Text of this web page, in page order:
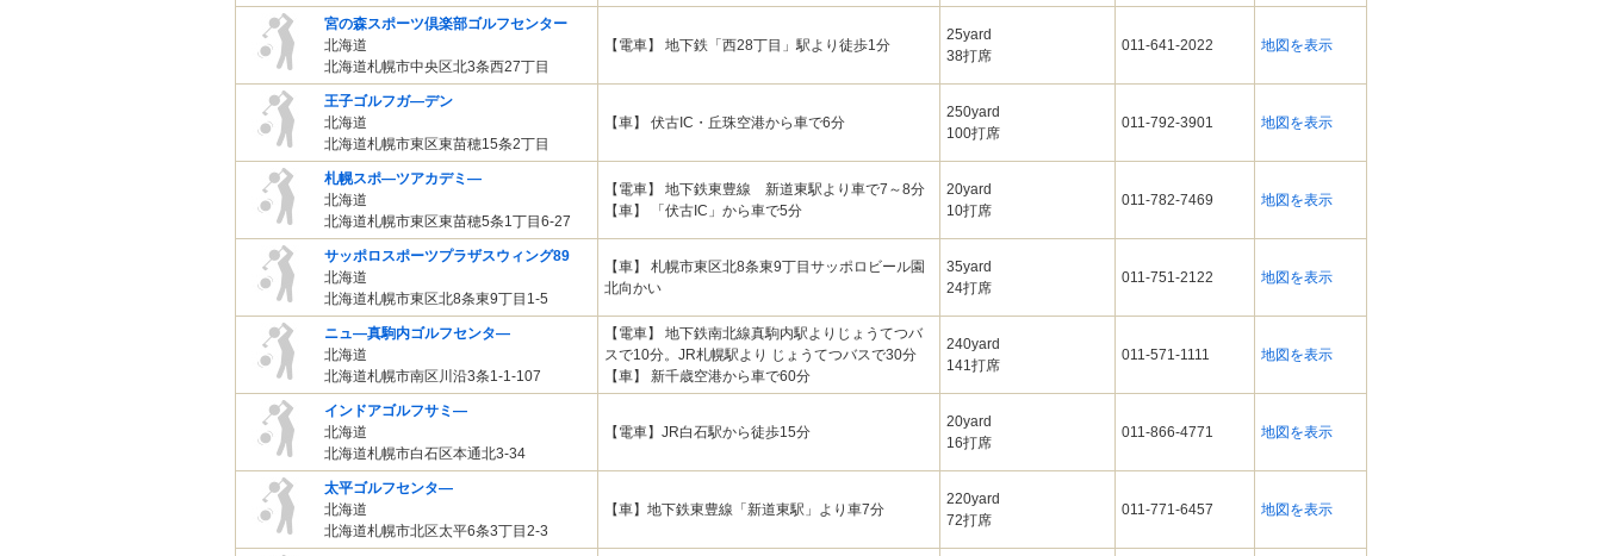
宮の森スポーツ倶楽部ゴルフセンター
北海道
北海道札幌市中央区北3条西27丁目
【電車】 地下鉄「西28丁目」駅より徒歩1分
25yard
38打席
011-641-2022 地図を表示
王子ゴルフガ―デン
北海道
北海道札幌市東区東苗穂15条2丁目
【車】 伏古IC・丘珠空港から車で6分
250yard
100打席
011-792-3901 地図を表示
札幌スポ―ツアカデミ―
北海道
北海道札幌市東区東苗穂5条1丁目6-27
【電車】 地下鉄東豊線 新道東駅より車で7～8分
【車】 「伏古IC」から車で5分
20yard
10打席
011-782-7469 地図を表示
サッポロスポーツプラザスウィング89
北海道
北海道札幌市東区北8条東9丁目1-5
【車】 札幌市東区北8条東9丁目サッポロビール園
北向かい
35yard
24打席
011-751-2122 地図を表示
ニュ―真駒内ゴルフセンタ―
北海道
北海道札幌市南区川沿3条1-1-107
【電車】 地下鉄南北線真駒内駅よりじょうてつバ
スで10分。JR札幌駅より じょうてつバスで30分
【車】 新千歳空港から車で60分
240yard
141打席
011-571-1111 地図を表示
インドアゴルフサミ―
北海道
北海道札幌市白石区本通北3-34
【電車】JR白石駅から徒歩15分
20yard
16打席
011-866-4771 地図を表示
太平ゴルフセンタ―
北海道
北海道札幌市北区太平6条3丁目2-3
【車】地下鉄東豊線「新道東駅」より車7分
220yard
72打席
011-771-6457 地図を表示